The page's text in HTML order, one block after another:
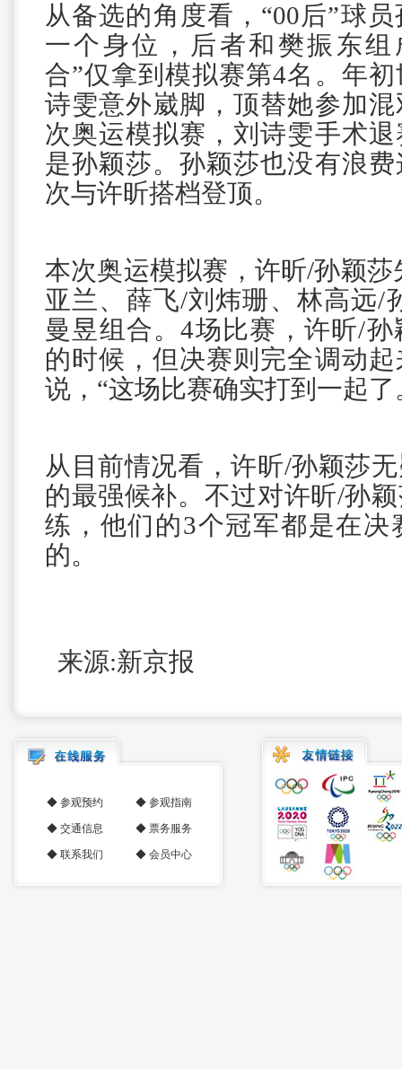
从备选的角度看，“00后”球
一个身位，后者和樊振东
合”仅拿到模拟赛第4名。年
诗雯意外崴脚，顶替她参加
次奥运模拟赛，刘诗雯手术
是孙颖莎。孙颖莎也没有浪
次与许昕搭档登顶。
本次奥运模拟赛，许昕/孙颖
亚兰、薛飞/刘炜珊、林高远/
曼昱组合。4场比赛，许昕/
的时候，但决赛则完全调动
说，“这场比赛确实打到一起了
从目前情况看，许昕/孙颖莎
的最强候补。不过对许昕/孙
练，他们的3个冠军都是在决
的。
来源:新京报
◆ 参观预约 ◆ 参观指南
◆ 交通信息 ◆ 票务服务
◆ 联系我们 ◆ 会员中心